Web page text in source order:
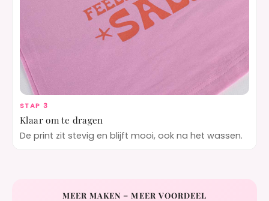
STAP 3
Klaar om te dragen
De print zit stevig en blijft mooi, ook na het wassen.
MEER MAKEN = MEER VOORDEEL